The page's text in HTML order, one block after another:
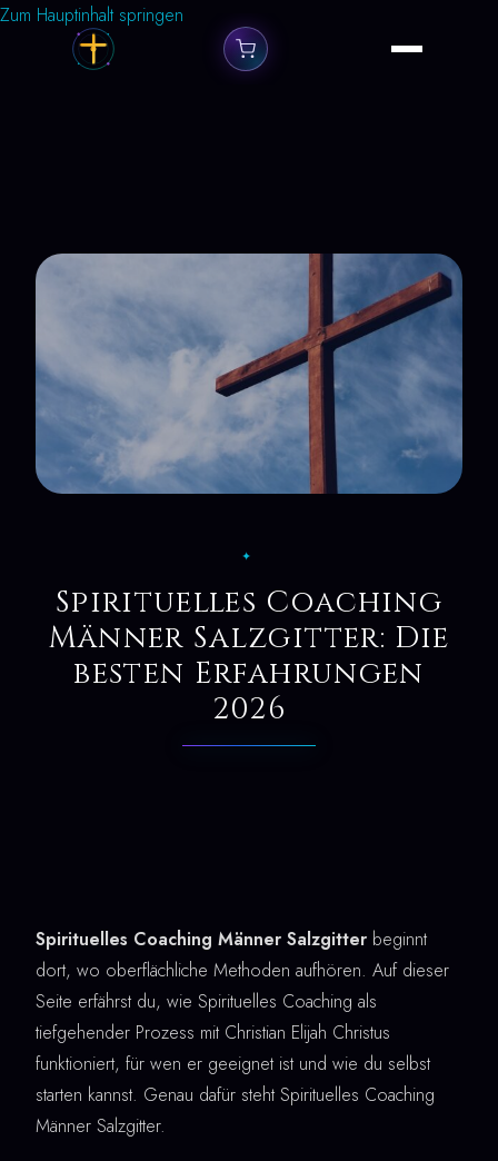
Zum Hauptinhalt springen
✦
Spirituelles Coaching
Männer Salzgitter: Die
besten Erfahrungen
2026
Spirituelles Coaching Männer Salzgitter beginnt
dort, wo oberflächliche Methoden aufhören. Auf dieser
Seite erfährst du, wie Spirituelles Coaching als
tiefgehender Prozess mit Christian Elijah Christus
funktioniert, für wen er geeignet ist und wie du selbst
starten kannst. Genau dafür steht Spirituelles Coaching
Männer Salzgitter.